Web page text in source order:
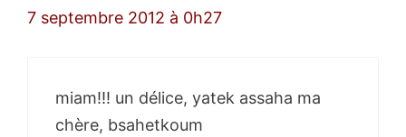
7 septembre 2012 à 0h27
miam!!! un délice, yatek assaha ma
chère, bsahetkoum